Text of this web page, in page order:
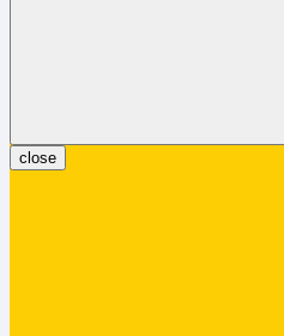
close